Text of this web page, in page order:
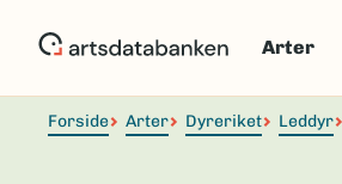
Arter
Forside Arter Dyreriket Leddyr